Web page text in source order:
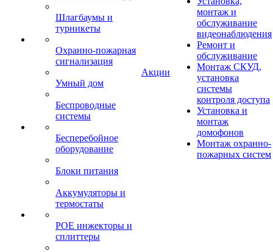
Шлагбаумы и
турникеты
Охранно-пожарная
сигнализация
Умный дом
Беспроводные
системы
Бесперебойное
оборудование
Блоки питания
Аккумуляторы и
термостаты
POE инжекторы и
сплиттеры
Акции
монтаж и
обслуживание
видеонаблюдения
Ремонт и
обслуживание
Монтаж СКУД,
установка
системы
контроля доступа
Установка и
монтаж
домофонов
Монтаж охранно-
пожарных систем